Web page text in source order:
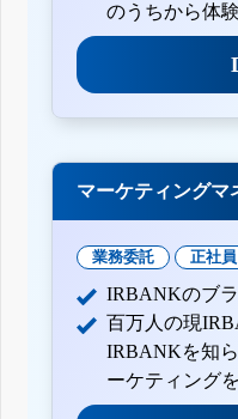
のうちから体
マーケティングマ
業務委託 正社員
IRBANKのブ
百万人の現
IRBANKを知
ーケティング